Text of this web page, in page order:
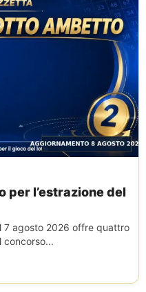
per l’estrazione del
7 agosto 2026 offre quattro
concorso...